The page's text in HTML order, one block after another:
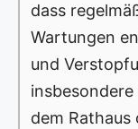
dass
Wartungen
und
dem Rathaus